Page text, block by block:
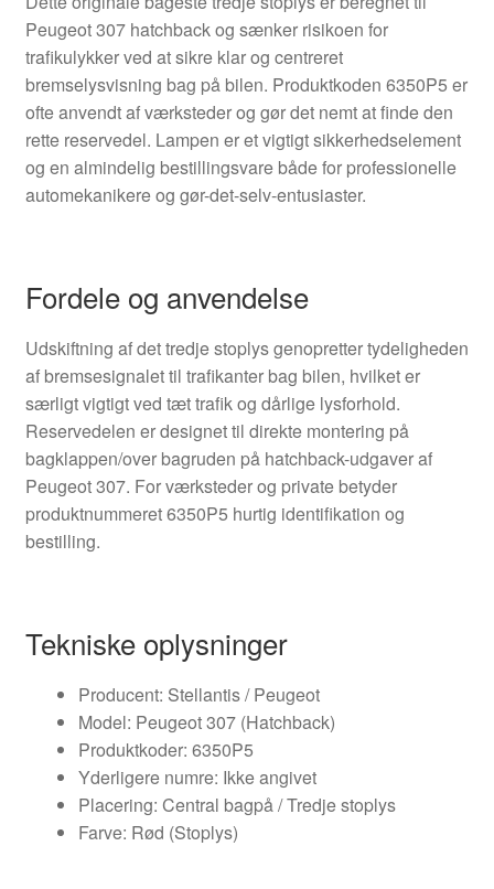
Peugeot 307 hatchback og sænker risikoen for
trafikulykker ved at sikre klar og centreret
bremselysvisning bag på bilen. Produktkoden 6350P5 er
ofte anvendt af værksteder og gør det nemt at finde den
rette reservedel. Lampen er et vigtigt sikkerhedselement
og en almindelig bestillingsvare både for professionelle
automekanikere og gør-det-selv-entusiaster.
Fordele og anvendelse
Udskiftning af det tredje stoplys genopretter tydeligheden
af bremsesignalet til trafikanter bag bilen, hvilket er
særligt vigtigt ved tæt trafik og dårlige lysforhold.
Reservedelen er designet til direkte montering på
bagklappen/over bagruden på hatchback-udgaver af
Peugeot 307. For værksteder og private betyder
produktnummeret 6350P5 hurtig identifikation og
bestilling.
Tekniske oplysninger
Producent: Stellantis / Peugeot
Model: Peugeot 307 (Hatchback)
Produktkoder: 6350P5
Yderligere numre: Ikke angivet
Placering: Central bagpå / Tredje stoplys
Farve: Rød (Stoplys)